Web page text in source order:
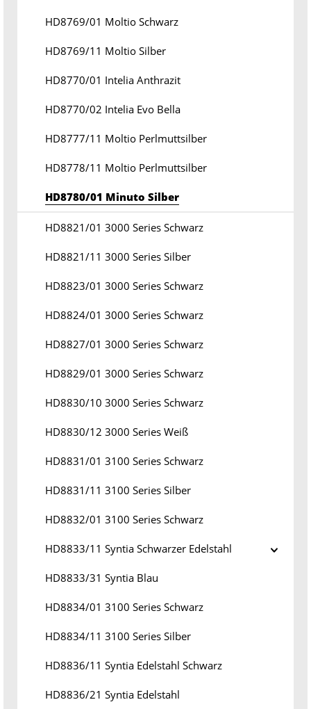
HD8769/01 Moltio Schwarz
HD8769/11 Moltio Silber
HD8770/01 Intelia Anthrazit
HD8770/02 Intelia Evo Bella
HD8777/11 Moltio Perlmuttsilber
HD8778/11 Moltio Perlmuttsilber
HD8780/01 Minuto Silber
HD8821/01 3000 Series Schwarz
HD8821/11 3000 Series Silber
HD8823/01 3000 Series Schwarz
HD8824/01 3000 Series Schwarz
HD8827/01 3000 Series Schwarz
HD8829/01 3000 Series Schwarz
HD8830/10 3000 Series Schwarz
HD8830/12 3000 Series Weiß
HD8831/01 3100 Series Schwarz
HD8831/11 3100 Series Silber
HD8832/01 3100 Series Schwarz
HD8833/11 Syntia Schwarzer Edelstahl
HD8833/31 Syntia Blau
HD8834/01 3100 Series Schwarz
HD8834/11 3100 Series Silber
HD8836/11 Syntia Edelstahl Schwarz
HD8836/21 Syntia Edelstahl